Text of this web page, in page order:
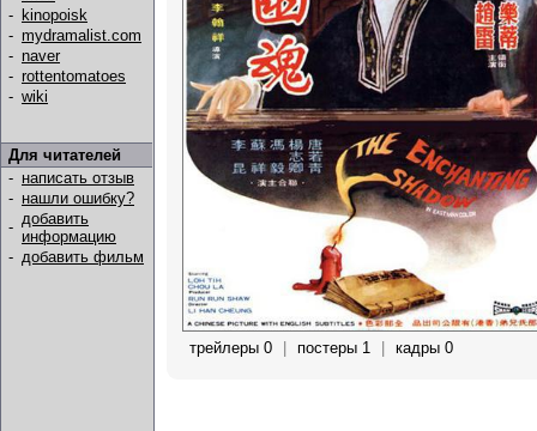
- kinopoisk
- mydramalist.com
- naver
- rottentomatoes
- wiki
Для читателей
- написать отзыв
- нашли ошибку?
- добавить
информацию
- добавить фильм
трейлеры 0 постеры 1 кадры 0